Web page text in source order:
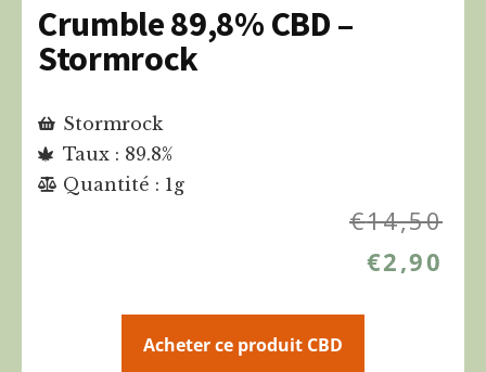
Crumble 89,8% CBD –
Stormrock
Stormrock
Taux : 89.8%
Quantité : 1g
€14,50
€2,90
Acheter ce produit CBD